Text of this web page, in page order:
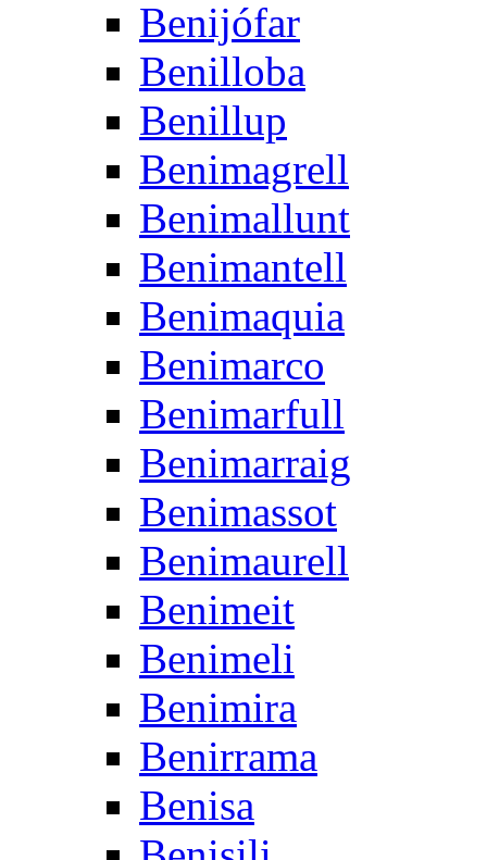
Benijófar
Benilloba
Benillup
Benimagrell
Benimallunt
Benimantell
Benimaquia
Benimarco
Benimarfull
Benimarraig
Benimassot
Benimaurell
Benimeit
Benimeli
Benimira
Benirrama
Benisa